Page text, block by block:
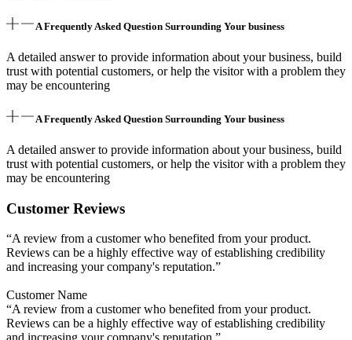
A Frequently Asked Question Surrounding Your business
A detailed answer to provide information about your business, build
trust with potential customers, or help the visitor with a problem they
may be encountering
A Frequently Asked Question Surrounding Your business
A detailed answer to provide information about your business, build
trust with potential customers, or help the visitor with a problem they
may be encountering
Customer Reviews
“A review from a customer who benefited from your product.
Reviews can be a highly effective way of establishing credibility
and increasing your company's reputation.”
Customer Name
“A review from a customer who benefited from your product.
Reviews can be a highly effective way of establishing credibility